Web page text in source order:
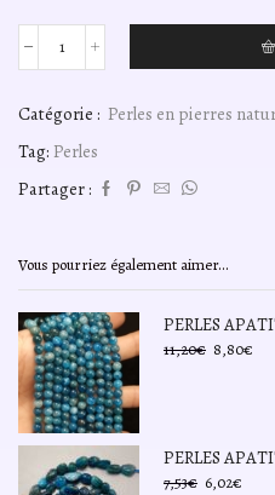
quantité
de
apatite
claire
A
6mm,
Catégorie : Perles en pierres
Tag: Perles
Partager :
Vous pourriez également aimer...
PERLES
11,20€ Le
8,80€
7,53€ Le
6,02€